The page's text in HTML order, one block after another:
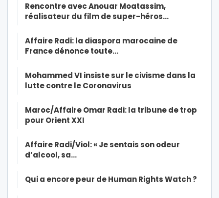
Rencontre avec Anouar Moatassim,
réalisateur du film de super-héros…
Affaire Radi: la diaspora marocaine de
France dénonce toute…
Mohammed VI insiste sur le civisme dans la
lutte contre le Coronavirus
Maroc/Affaire Omar Radi: la tribune de trop
pour Orient XXI
Affaire Radi/Viol: « Je sentais son odeur
d’alcool, sa…
Qui a encore peur de Human Rights Watch ?